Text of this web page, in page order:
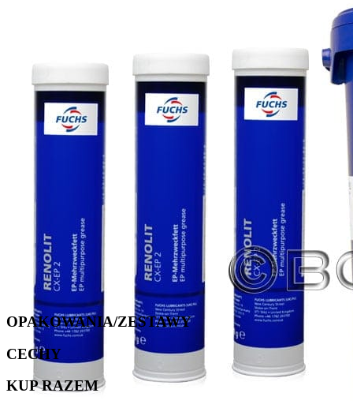
OPAKOWANIA/ZESTAWY
CECHY
KUP RAZEM